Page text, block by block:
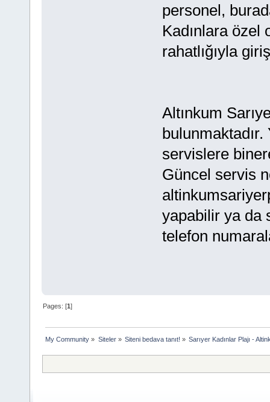
personel,
Kadınlara özel
rahatlığıyla
Altınkum
bulunmaktadır.
servislere
Güncel servis
yapabilir ya da
telefon
Pages: [1]
My Community » Siteler» Siteni bedava tanıt! » Sarıyer Kadınlar Plajı -